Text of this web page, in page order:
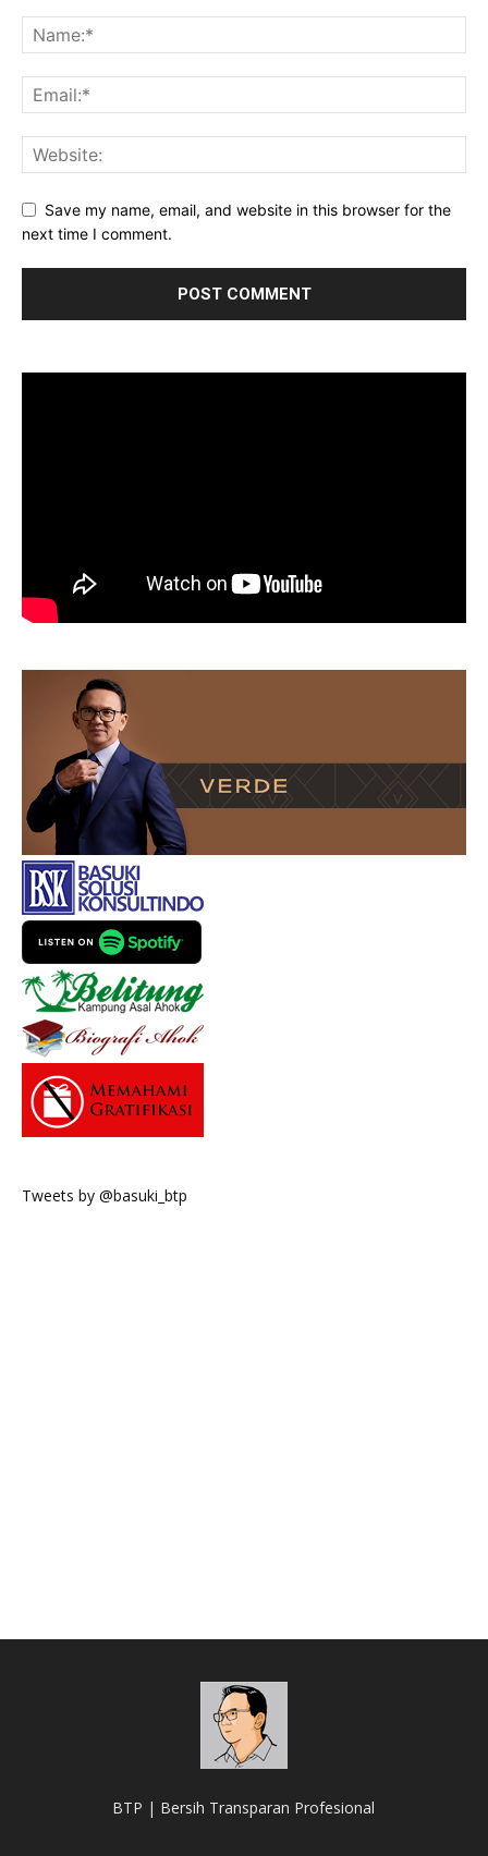
Save my name, email, and website in this browser for the
next time I comment.
Tweets by @basuki_btp
BTP | Bersih Transparan Profesional